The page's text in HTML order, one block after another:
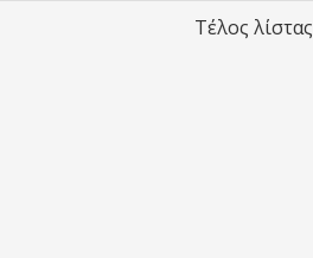
Τέλος λίστας